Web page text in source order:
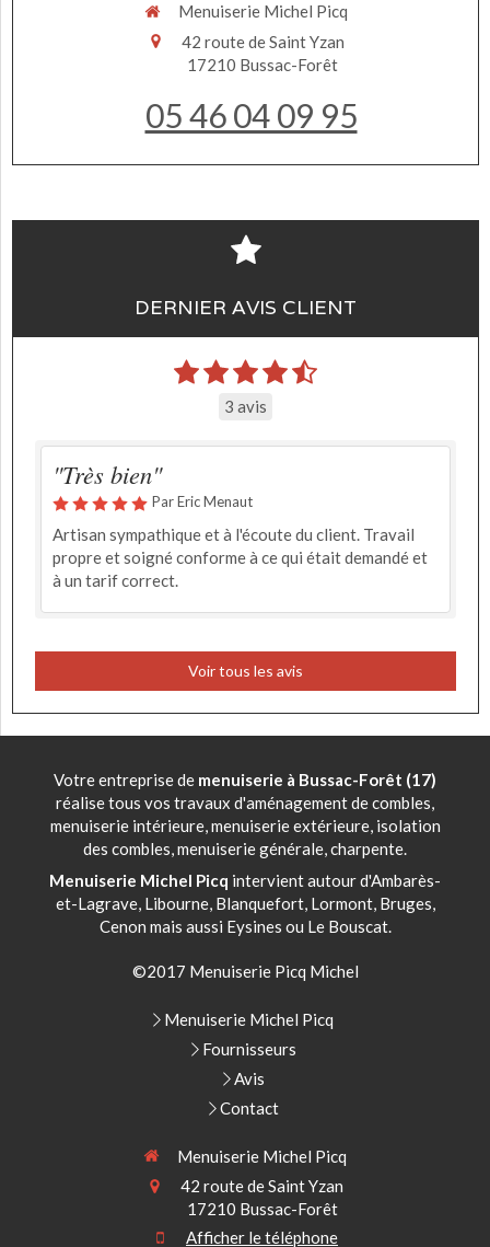
Menuiserie Michel Picq
42 route de Saint Yzan
17210 Bussac-Forêt
05 46 04 09 95
DERNIER AVIS CLIENT
3 avis
"Très bien"
Par Eric Menaut
Artisan sympathique et à l'écoute du client. Travail
propre et soigné conforme à ce qui était demandé et
à un tarif correct.
Voir tous les avis
Votre entreprise de menuiserie à Bussac-Forêt (17)
réalise tous vos travaux d'aménagement de combles,
menuiserie intérieure, menuiserie extérieure, isolation
des combles, menuiserie générale, charpente.
Menuiserie Michel Picq intervient autour d'Ambarès-
et-Lagrave, Libourne, Blanquefort, Lormont, Bruges,
Cenon mais aussi Eysines ou Le Bouscat.
©2017 Menuiserie Picq Michel
Menuiserie Michel Picq
Fournisseurs
Avis
Contact
Menuiserie Michel Picq
42 route de Saint Yzan
17210 Bussac-Forêt
Afficher le téléphone